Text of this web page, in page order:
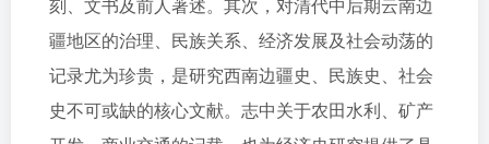
疆地区的治理、民族关系、经济发展及社会动荡的
记录尤为珍贵，是研究西南边疆史、民族史、社会
史不可或缺的核心文献。志中关于农田水利、矿产